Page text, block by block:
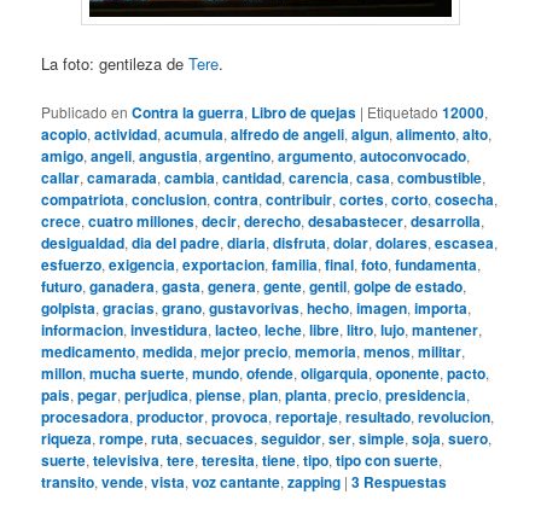
La foto: gentileza deTere.
Publicado en Contra la guerra, Libro de quejas | Etiquetado 12000,
acopio,actividad,acumula,alfredo de angeli,algun,alimento,alto,
amigo,angeli,angustia,argentino,argumento,autoconvocado,
callar,camarada,cambia,cantidad,carencia,casa,combustible,
compatriota,conclusion,contra,contribuir,cortes,corto,cosecha,
crece,cuatro millones,decir,derecho,desabastecer,desarrolla,
desigualdad,dia del padre,diaria,disfruta,dolar,dolares,escasea,
esfuerzo,exigencia,exportacion,familia,final,foto,fundamenta,
futuro,ganadera,gasta,genera,gente,gentil,golpe de estado,
golpista,gracias,grano,gustavorivas,hecho,imagen,importa,
informacion,investidura,lacteo,leche,libre,litro,lujo,mantener,
medicamento,medida,mejor precio,memoria,menos,militar,
millon,mucha suerte,mundo,ofende,oligarquia,oponente,pacto,
pais,pegar,perjudica,piense,plan,planta,precio,presidencia,
procesadora,productor,provoca,reportaje,resultado,revolucion,
riqueza,rompe,ruta,secuaces,seguidor,ser,simple,soja,suero,
suerte,televisiva,tere,teresita,tiene,tipo,tipo con suerte,
transito,vende,vista,voz cantante,zapping |3 Respuestas